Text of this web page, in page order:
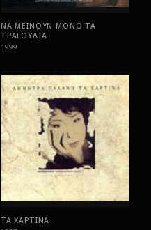
ΝΑ ΜΕΙΝΟΥΝ ΜΟΝΟ ΤΑ
ΤΡΑΓΟΥΔΙΑ
1999
ΤΑ ΧΑΡΤΙΝΑ